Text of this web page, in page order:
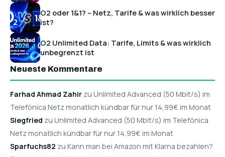
O2 oder 1&1? – Netz, Tarife & was wirklich besser
ist?
O2 Unlimited Data: Tarife, Limits & was wirklich
unbegrenzt ist
Neueste Kommentare
Farhad Ahmad Zahir zu Unlimited Advanced (50 Mbit/s) im
Telefónica Netz monatlich kündbar für nur 14,99€ im Monat
Siegfried zu Unlimited Advanced (50 Mbit/s) im Telefónica
Netz monatlich kündbar für nur 14,99€ im Monat
Sparfuchs82 zu Kann man bei Amazon mit Klarna bezahlen?